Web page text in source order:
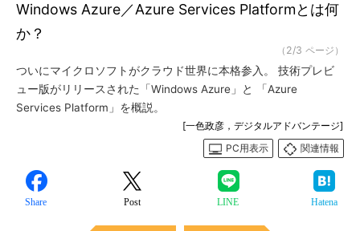
Windows Azure／Azure Services Platformとは何
か？
（2/3 ページ）
ついにマイクロソフトがクラウド世界に本格参入。 技術プレビ
ュー版がリリースされた「Windows Azure」と 「Azure
Services Platform」を概説。
[一色政彦，デジタルアドバンテージ]
PC用表示
関連情報
Share Post LINE Hatena